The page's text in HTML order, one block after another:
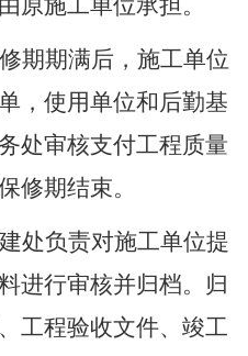
原施工单位承担。
期期满后，施工单位
，使用单位和后勤基
处审核支付工程质量
修期结束。
处负责对施工单位提
进行审核并归档。归
工程验收文件、竣工